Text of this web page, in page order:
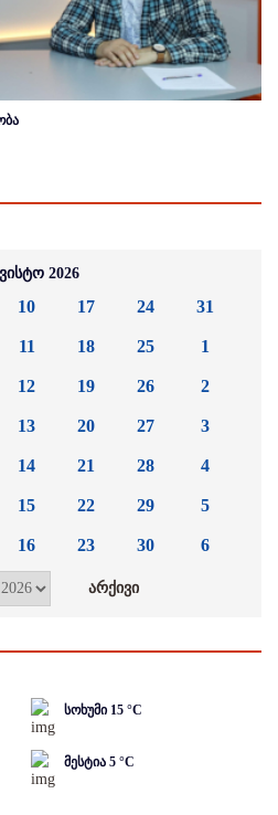
2026
10
11
12
13
14
15
16
17
18
19
20
21
22
23
24
25
26
27
28
29
30
31
1
2
3
4
5
6
სოხუმი 15 °C
მესტია 5 °C